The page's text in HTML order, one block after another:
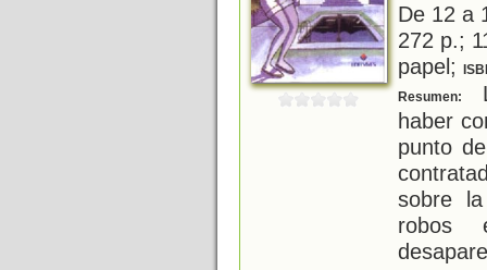
De 12 a
272 p.;
papel;
Resumen:
haber
punto
sobre
robos